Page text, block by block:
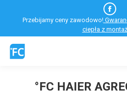
się
Przebijamy ceny zawodowo!
ciepła z
°FC HAIER